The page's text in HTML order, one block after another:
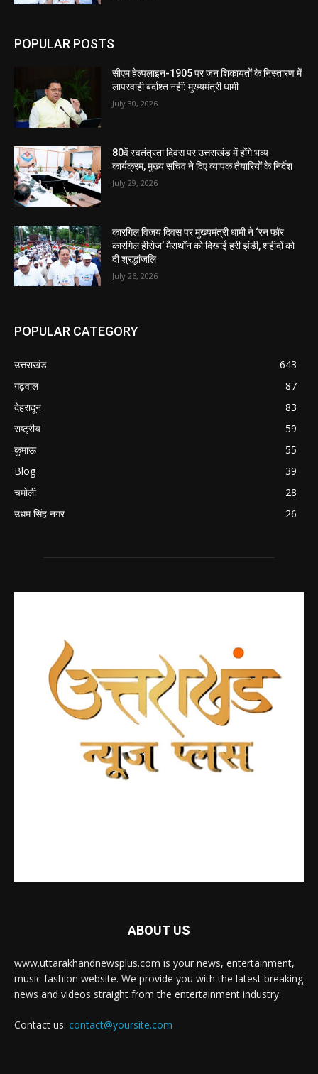
POPULAR POSTS
सीएम हेल्पलाइन-1905 पर जन शिकायतों के निस्तारण में
लापरवाही बर्दाश्त नहीं: मुख्यमंत्री धामी
July 30, 2026
80वें स्वतंत्रता दिवस पर उत्तराखंड में होंगे भव्य
कार्यक्रम, मुख्य सचिव ने दिए व्यापक तैयारियों के निर्देश
July 29, 2026
कारगिल विजय दिवस पर मुख्यमंत्री धामी ने ‘रन फॉर
कारगिल हीरोज’ मैराथॉन को दिखाई हरी झंडी, शहीदों को
दी श्रद्धांजलि
July 26, 2026
POPULAR CATEGORY
उत्तराखंड
643
गढ़वाल
87
देहरादून
83
राष्ट्रीय
59
कुमाऊं
55
Blog
39
चमोली
28
उधम सिंह नगर
26
ABOUT US
www.uttarakhandnewsplus.com is your news, entertainment,
music fashion website. We provide you with the latest breaking
news and videos straight from the entertainment industry.
Contact us: contact@yoursite.com